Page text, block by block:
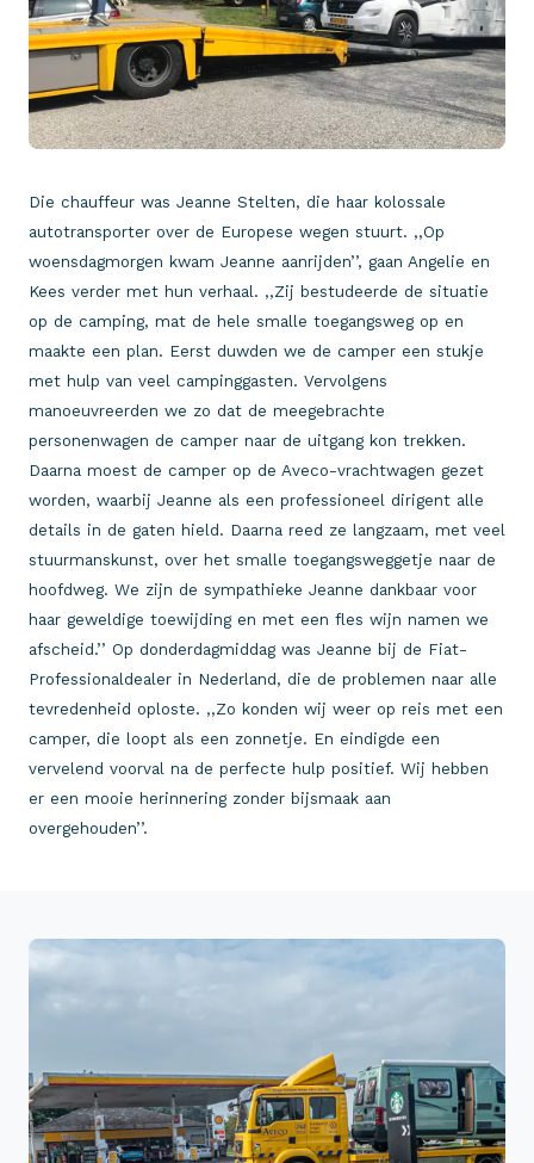
Die chauffeur was Jeanne Stelten, die haar kolossale
autotransporter over de Europese wegen stuurt. ,,Op
woensdagmorgen kwam Jeanne aanrijden’’, gaan Angelie en
Kees verder met hun verhaal. ,,Zij bestudeerde de situatie
op de camping, mat de hele smalle toegangsweg op en
maakte een plan. Eerst duwden we de camper een stukje
met hulp van veel campinggasten. Vervolgens
manoeuvreerden we zo dat de meegebrachte
personenwagen de camper naar de uitgang kon trekken.
Daarna moest de camper op de Aveco-vrachtwagen gezet
worden, waarbij Jeanne als een professioneel dirigent alle
details in de gaten hield. Daarna reed ze langzaam, met veel
stuurmanskunst, over het smalle toegangsweggetje naar de
hoofdweg. We zijn de sympathieke Jeanne dankbaar voor
haar geweldige toewijding en met een fles wijn namen we
afscheid.’’ Op donderdagmiddag was Jeanne bij de Fiat-
Professionaldealer in Nederland, die de problemen naar alle
tevredenheid oploste. ,,Zo konden wij weer op reis met een
camper, die loopt als een zonnetje. En eindigde een
vervelend voorval na de perfecte hulp positief. Wij hebben
er een mooie herinnering zonder bijsmaak aan
overgehouden’’.